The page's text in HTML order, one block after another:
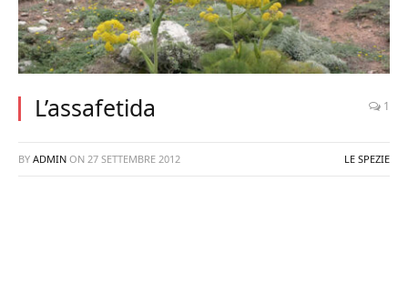
L’assafetida 1
BY ADMIN ON 27 SETTEMBRE 2012 LE SPEZIE